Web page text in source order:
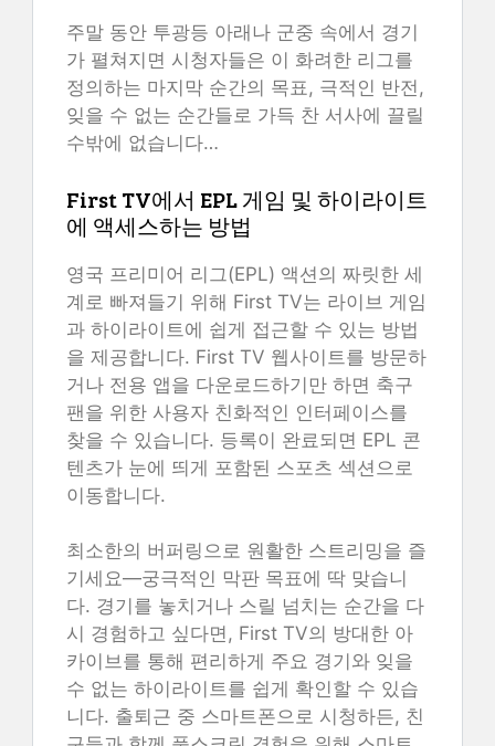
주말 동안 투광등 아래나 군중 속에서 경기
가 펼쳐지면 시청자들은 이 화려한 리그를
정의하는 마지막 순간의 목표, 극적인 반전,
잊을 수 없는 순간들로 가득 찬 서사에 끌릴
수밖에 없습니다…
First TV에서 EPL 게임 및 하이라이트
에 액세스하는 방법
영국 프리미어 리그(EPL) 액션의 짜릿한 세
계로 빠져들기 위해 First TV는 라이브 게임
과 하이라이트에 쉽게 접근할 수 있는 방법
을 제공합니다. First TV 웹사이트를 방문하
거나 전용 앱을 다운로드하기만 하면 축구
팬을 위한 사용자 친화적인 인터페이스를
찾을 수 있습니다. 등록이 완료되면 EPL 콘
텐츠가 눈에 띄게 포함된 스포츠 섹션으로
이동합니다.
최소한의 버퍼링으로 원활한 스트리밍을 즐
기세요—궁극적인 막판 목표에 딱 맞습니
다. 경기를 놓치거나 스릴 넘치는 순간을 다
시 경험하고 싶다면, First TV의 방대한 아
카이브를 통해 편리하게 주요 경기와 잊을
수 없는 하이라이트를 쉽게 확인할 수 있습
니다. 출퇴근 중 스마트폰으로 시청하든, 친